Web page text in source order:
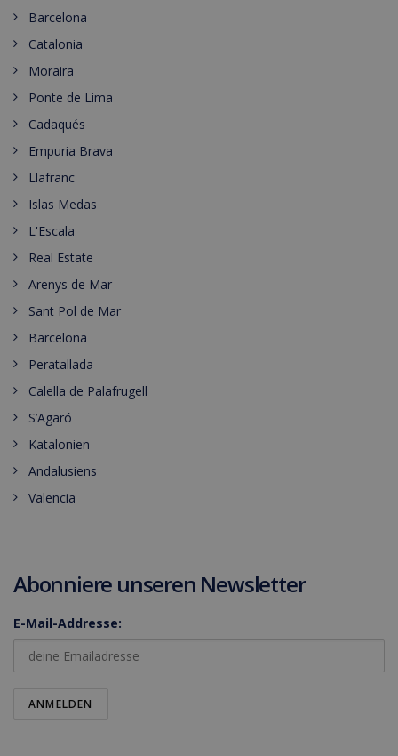
Barcelona
Catalonia
Moraira
Ponte de Lima
Cadaqués
Empuria Brava
Llafranc
Islas Medas
L'Escala
Real Estate
Arenys de Mar
Sant Pol de Mar
Barcelona
Peratallada
Calella de Palafrugell
S’Agaró
Katalonien
Andalusiens
Valencia
Abonniere unseren Newsletter
E-Mail-Addresse: